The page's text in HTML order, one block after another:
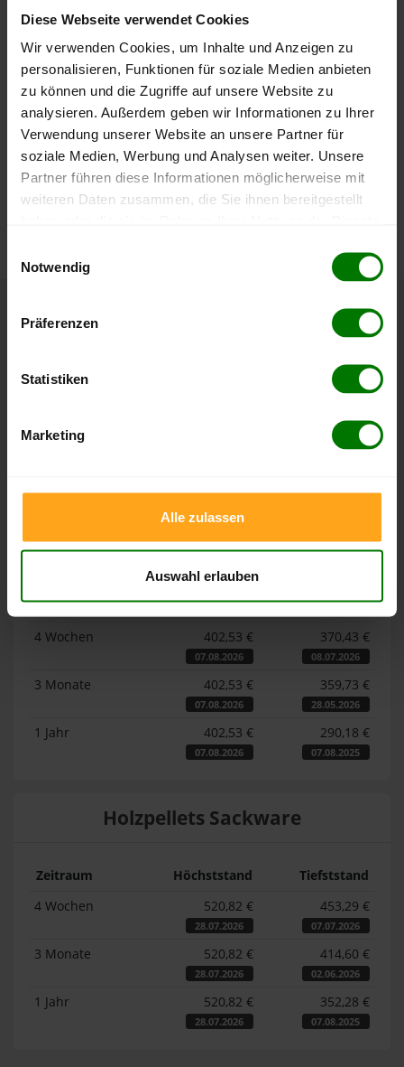
Diese Webseite verwendet Cookies
Wir verwenden Cookies, um Inhalte und Anzeigen zu
personalisieren, Funktionen für soziale Medien anbieten
zu können und die Zugriffe auf unsere Website zu
analysieren. Außerdem geben wir Informationen zu Ihrer
Verwendung unserer Website an unsere Partner für
soziale Medien, Werbung und Analysen weiter. Unsere
Partner führen diese Informationen möglicherweise mit
weiteren Daten zusammen, die Sie ihnen bereitgestellt
Notwendig
Präferenzen
Statistiken
Marketing
Alle zulassen
Auswahl erlauben
lose Ware Sackware
September
Januar
Mai
250 €
350 €
Die aktuelle Preisentwicklung für Holzpellets in Deutschland
können Sie jederzeit auf unsererPelletspreise-Seite
Höchst- und Tiefststände der
Pelletspreise für lose Holzpellets und Holzpellets
Sackware in Fellheim
. Das dazugehörige Datum zeigt,
erreicht wurde.
Lose Holzpellets
Zeitraum Höchststand
Tiefststand
4 Wochen
402,53 €
07.08.2026
370,43 €
08.07.2026
3 Monate 402,53 €
07.08.2026
359,73 €
28.05.2026
1 Jahr 402,53 €
07.08.2026
290,18 €
07.08.2025
Holzpellets Sackware
Zeitraum Höchststand
Tiefststand
4 Wochen
520,82 €
28.07.2026
453,29 €
07.07.2026
3 Monate 520,82 €
28.07.2026
414,60 €
02.06.2026
1 Jahr 520,82 €
28.07.2026
352,28 €
07.08.2025